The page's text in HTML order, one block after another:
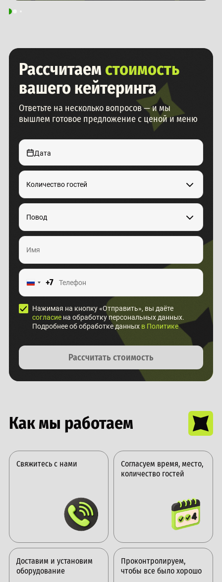
Рассчитаем стоимость
вашего кейтеринга
Ответьте на несколько вопросов — и мы
вышлем готовое предложение с ценой и меню
Дата
Количество гостей
Повод
+7
Нажимая на кнопку «Отправить», вы даёте
согласие на обработку персональных данных.
Подробнее об обработке данных в Политике
Рассчитать стоимость
Как мы работаем
Свяжитесь с нами
Согласуем время, место,
количество гостей
Доставим и установим
оборудование
Проконтролируем,
чтобы все было хорошо